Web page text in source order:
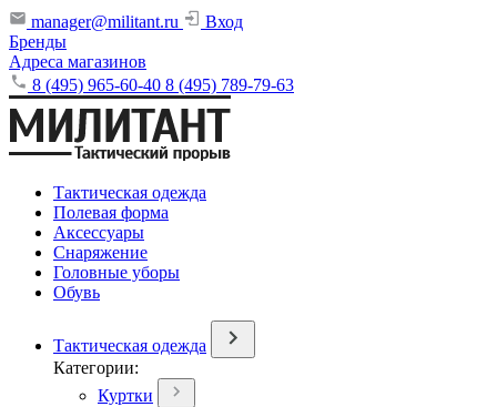
manager@militant.ru
Вход
Бренды
Адреса магазинов
8 (495) 965-60-40 8 (495) 789-79-63
Тактическая одежда
Полевая форма
Аксессуары
Снаряжение
Головные уборы
Обувь
Тактическая одежда
Категории:
Куртки